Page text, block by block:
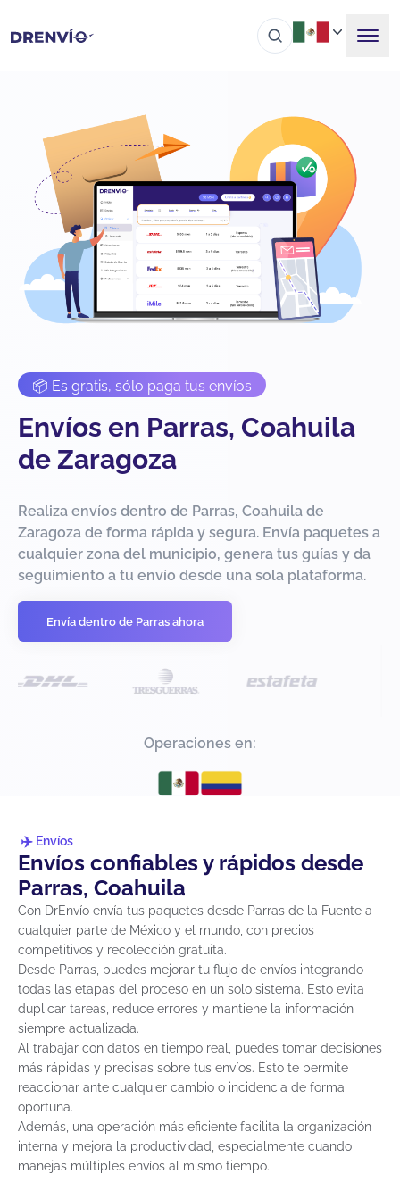
📦 Es gratis, sólo paga tus envíos
Envíos en Parras, Coahuila
de Zaragoza
Realiza envíos dentro de Parras, Coahuila de
Zaragoza de forma rápida y segura. Envía paquetes a
cualquier zona del municipio, genera tus guías y da
seguimiento a tu envío desde una sola plataforma.
Envía dentro de Parras ahora
Operaciones en:
Envíos
Envíos confiables y rápidos desde
Parras, Coahuila
Con DrEnvío envía tus paquetes desde Parras de la Fuente a
cualquier parte de México y el mundo, con precios
competitivos y recolección gratuita.
Desde Parras, puedes mejorar tu flujo de envíos integrando
todas las etapas del proceso en un solo sistema. Esto evita
duplicar tareas, reduce errores y mantiene la información
siempre actualizada.
Al trabajar con datos en tiempo real, puedes tomar decisiones
más rápidas y precisas sobre tus envíos. Esto te permite
reaccionar ante cualquier cambio o incidencia de forma
oportuna.
Además, una operación más eficiente facilita la organización
interna y mejora la productividad, especialmente cuando
manejas múltiples envíos al mismo tiempo.